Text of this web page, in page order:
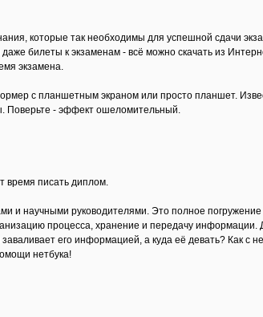
которые так необходимы для успешной сдачи
билеты к экзаменам - всё можно скачать из
экзамена.
с планшетным экраном или просто планшет.
Поверьте - эффект ошеломительный.
время писать диплом.
и научными руководителями. Это полное погружение
процесса, хранение и передачу информации.
его информацией, а куда её девать? Как с
нетбука!